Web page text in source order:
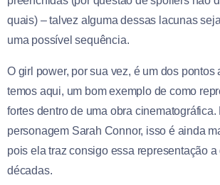
quais) – talvez alguma dessas lacunas
uma possível sequência.
O girl power, por sua vez, é um dos pontos
temos aqui, um bom exemplo de como
fortes dentro de uma obra cinematográfica.
personagem Sarah Connor, isso é ainda
pois ela traz consigo essa representação a
décadas.